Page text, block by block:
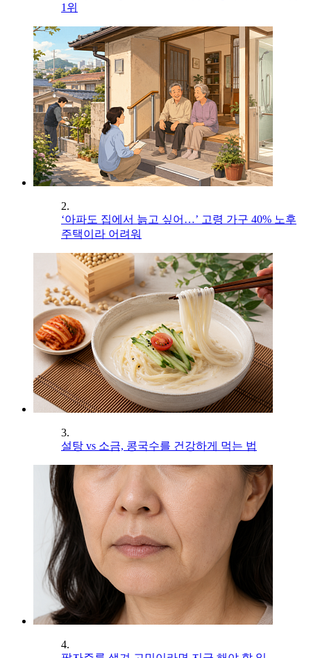
1위
2.
‘아파도 집에서 늙고 싶어…’ 고령 가구 40% 노후
주택이라 어려워
3.
설탕 vs 소금, 콩국수를 건강하게 먹는 법
4.